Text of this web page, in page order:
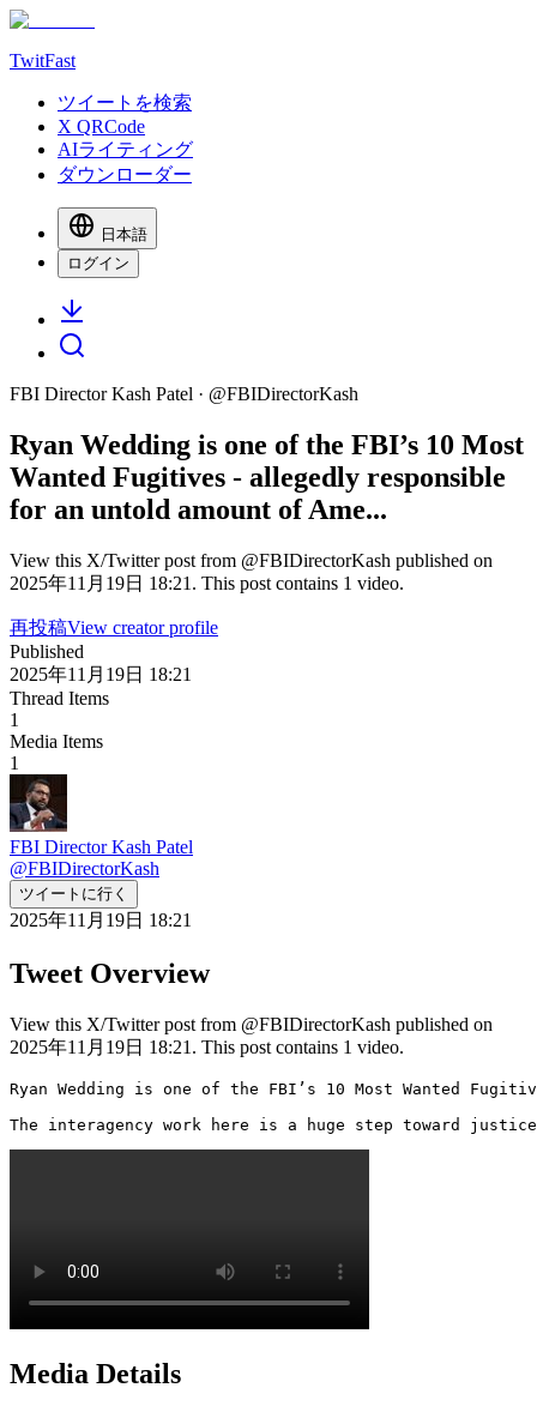
TwitFast
ツイートを検索
X QRCode
AIライティング
ダウンローダー
日本語
ログイン
FBI Director Kash Patel · @FBIDirectorKash
Ryan Wedding is one of the FBI’s 10 Most
Wanted Fugitives - allegedly responsible
for an untold amount of Ame...
View this X/Twitter post from @FBIDirectorKash published on
2025年11月19日 18:21. This post contains 1 video.
再投稿View creator profile
Published
2025年11月19日 18:21
Thread Items
1
Media Items
1
FBI Director Kash Patel
@FBIDirectorKash
ツイートに行く
2025年11月19日 18:21
Tweet Overview
View this X/Twitter post from @FBIDirectorKash published on
2025年11月19日 18:21. This post contains 1 video.
Ryan Wedding is one of the FBI’s 10 Most Wanted
The interagency work here is a huge step toward
Media Details